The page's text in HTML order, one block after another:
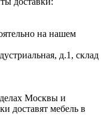
на нашем
д.1, склад
Москвы и
доставят мебель в